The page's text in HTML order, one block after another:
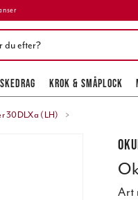
KROK & SMÅPLOCK
30DLXa (LH)
Art